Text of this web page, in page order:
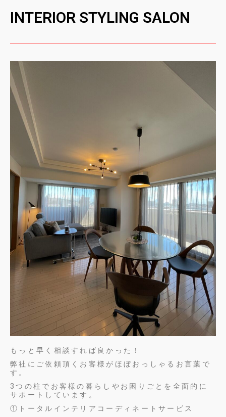
INTERIOR STYLING SALON
もっと早く相談すれば良かった！
弊社にご依頼頂くお客様がほぼおっしゃるお言葉で
す。
3つの柱でお客様の暮らしやお困りごとを全面的に
サポートしています。
①トータルインテリアコーディネートサービス